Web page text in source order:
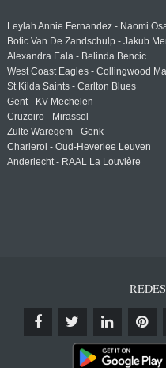
Leylah Annie Fernandez - Naomi
Botic Van De Zandschulp - Jakub
Alexandra Eala - Belinda Bencic
West Coast Eagles - Collingwood
St Kilda Saints - Carlton Blues
Gent - KV Mechelen
Cruzeiro - Mirassol
Zulte Waregem - Genk
Charleroi - Oud-Heverlee Leuven
Anderlecht - RAAL La Louvière